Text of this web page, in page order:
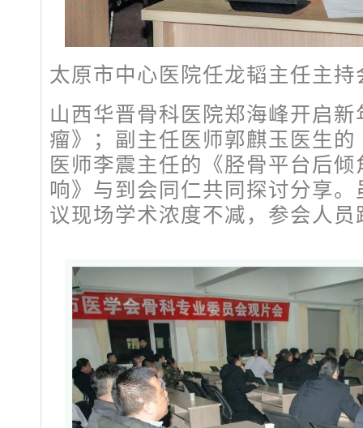
太原市中心医院任龙韬主任主持
山西华晋骨科医院郑海峰开启
瘤》；副主任医师郭麒玉医生
医师李震主任的《胫骨平台后
响》与到会同仁共同探讨分享
议现场学术浓度不减，参会人